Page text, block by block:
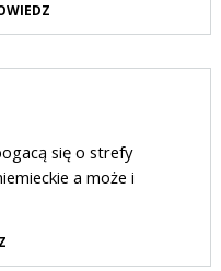
się o strefy
a może i